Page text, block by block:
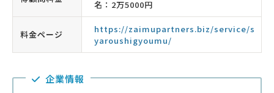
名：2万5000円
料金ページ
https://zaimupartners.biz/service/s
yaroushigyoumu/
企業情報